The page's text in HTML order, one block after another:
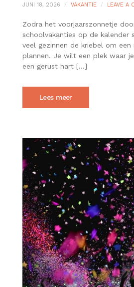
JUNI 18, 2026 VAKANTIE LEAVE A
Zodra het voorjaarszonnetje
schoolvakanties op de kalender
veel gezinnen de kriebel om een
plannen. Je wilt een plek waar
een gerust hart […]
Lees meer